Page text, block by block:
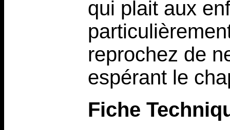
qui plait aux
reprochez de
espérant le
Fiche